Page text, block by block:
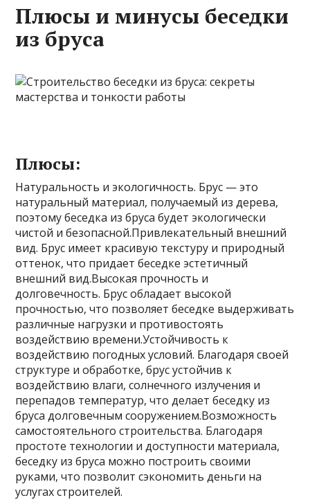
Плюсы и минусы беседки
из бруса
Плюсы:
Натуральность и экологичность. Брус — это
натуральный материал, получаемый из дерева,
поэтому беседка из бруса будет экологически
чистой и безопасной.Привлекательный внешний
вид. Брус имеет красивую текстуру и природный
оттенок, что придает беседке эстетичный
внешний вид.Высокая прочность и
долговечность. Брус обладает высокой
прочностью, что позволяет беседке выдерживать
различные нагрузки и противостоять
воздействию времени.Устойчивость к
воздействию погодных условий. Благодаря своей
структуре и обработке, брус устойчив к
воздействию влаги, солнечного излучения и
перепадов температур, что делает беседку из
бруса долговечным сооружением.Возможность
самостоятельного строительства. Благодаря
простоте технологии и доступности материала,
беседку из бруса можно построить своими
руками, что позволит сэкономить деньги на
услугах строителей.